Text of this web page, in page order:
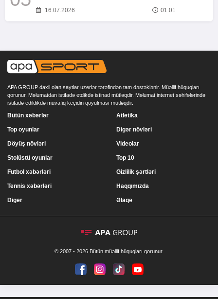
16.07.2026 01:01
APA GROUP daxil olan saytlar uzerlər tərəfindən tam dəstəklənir. Müəllif hüquqları
qorunur. Məlumatdan istifadə etdikdə istinad mütləqdir. Məlumat internet səhifələrində
istifadə edildikdə müvafiq keçidin qoyulması mütləqdir.
Bütün xəbərlər
Top oyunlar
Döyüş növləri
Stolüstü oyunlar
Atletika
Digər növləri
Videolar
Top 10
Futbol xəbərləri
Tennis xəbərləri
Digər
Gizlilik şərtləri
Haqqımızda
Əlaqə
© 2007 - 2026 Bütün müəllif hüquqları qorunur.